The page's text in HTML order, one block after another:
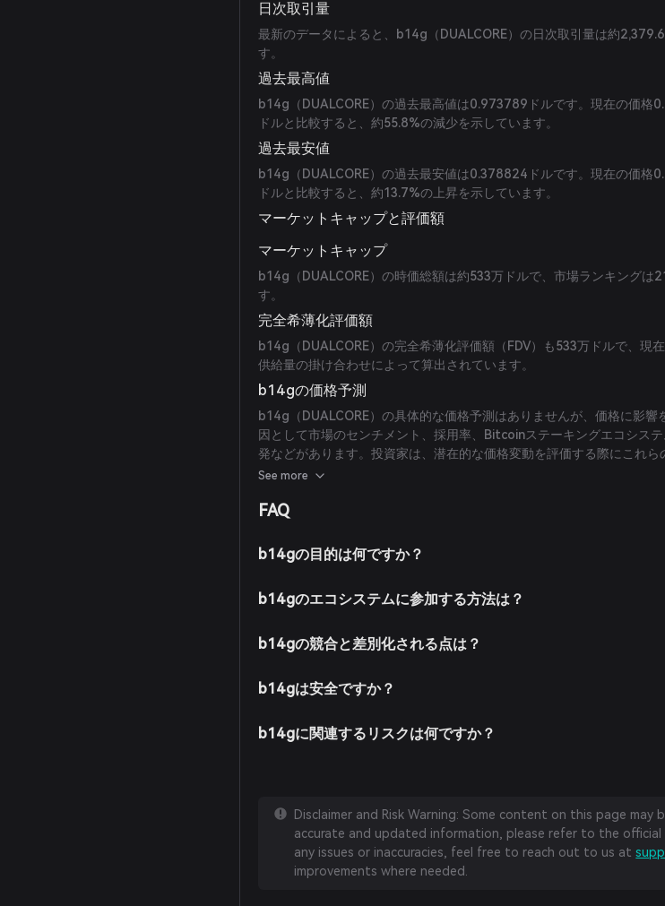
日次取引量
最新のデータによると、b14g（DUALCORE）の日次取引量は約
す。
過去最高値
b14g（DUALCORE）の過去最高値は0.973789ドルです。現在の価格
ドルと比較すると、約55.8%の減少を示しています。
過去最安値
b14g（DUALCORE）の過去最安値は0.378824ドルです。現在の価格
ドルと比較すると、約13.7%の上昇を示しています。
マーケットキャップと評価額
マーケットキャップ
b14g（DUALCORE）の時価総額は約533万ドルで、市場ランキングは
す。
完全希薄化評価額
b14g（DUALCORE）の完全希薄化評価額（FDV）も533万ドルで、現
供給量の掛け合わせによって算出されています。
b14gの価格予測
b14g（DUALCORE）の具体的な価格予測はありませんが、価格に影響
因として市場のセンチメント、採用率、Bitcoinステーキングエコシステ
発などがあります。投資家は、潜在的な価格変動を評価する際にこれら
考慮し、十分な調査を行うべきです。
See more
FAQ
b14gの目的は何ですか？
b14gのエコシステムに参加する方法は？
b14gの競合と差別化される点は？
b14gは安全ですか？
b14gに関連するリスクは何ですか？
Disclaimer and Risk Warning: Some content on this page
accurate and updated information, please refer to the
any issues or inaccuracies, feel free to reach out to us at
improvements where needed.